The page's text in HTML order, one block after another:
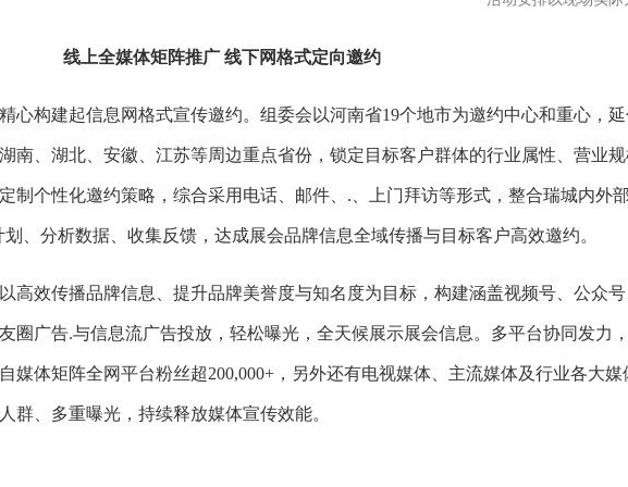
线上全媒体矩阵推广 线下网格式定向邀约
心构建起信息网格式宣传邀约。组委会以河南省19个地市为邀约中心和重心，
南、湖北、安徽、江苏等周边重点省份，锁定目标客户群体的行业属性、营业
制个性化邀约策略，综合采用电话、邮件、.、上门拜访等形式，整合瑞城内外
、分析数据、收集反馈，达成展会品牌信息全域传播与目标客户高效邀约。
高效传播品牌信息、提升品牌美誉度与知名度为目标，构建涵盖视频号、公众
圈广告.与信息流广告投放，轻松曝光，全天候展示展会信息。多平台协同发力
媒体矩阵全网平台粉丝超200,000+，另外还有电视媒体、主流媒体及行业各大媒
群、多重曝光，持续释放媒体宣传效能。